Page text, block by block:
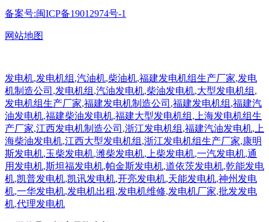
备案号:闽ICP备19012974号-1
网站地图
发电机,发电机组 ,汽油机,柴油机,福建发电机组生产厂家,发电
机制造公司 ,发电机组 ,汽油发电机,柴油发电机,大型发电机组 ,
发电机组生产厂家,福建发电机制造公司 ,福建发电机组 ,福建汽
油发电机,福建柴油发电机,福建大型发电机组 , 上海发电机组生
产厂家,江西发电机制造公司 ,浙江发电机组 ,福建汽油发电机, 上
海柴油发电机,江西大型发电机组 ,浙江发电机组生产厂家,康明
斯发电机,玉柴发电机,潍柴发电机, 上柴发电机,一汽发电机,通
用发电机,斯坦福发电机,帕金斯发电机,道依茨发电机,乾能发电
机,凯普发电机,凯讯发电机,开亮发电机,天能发电机,神州发电
机,一华发电机,发电机出租 ,发电机维修,发电机厂家,批发发电
机,代理发电机